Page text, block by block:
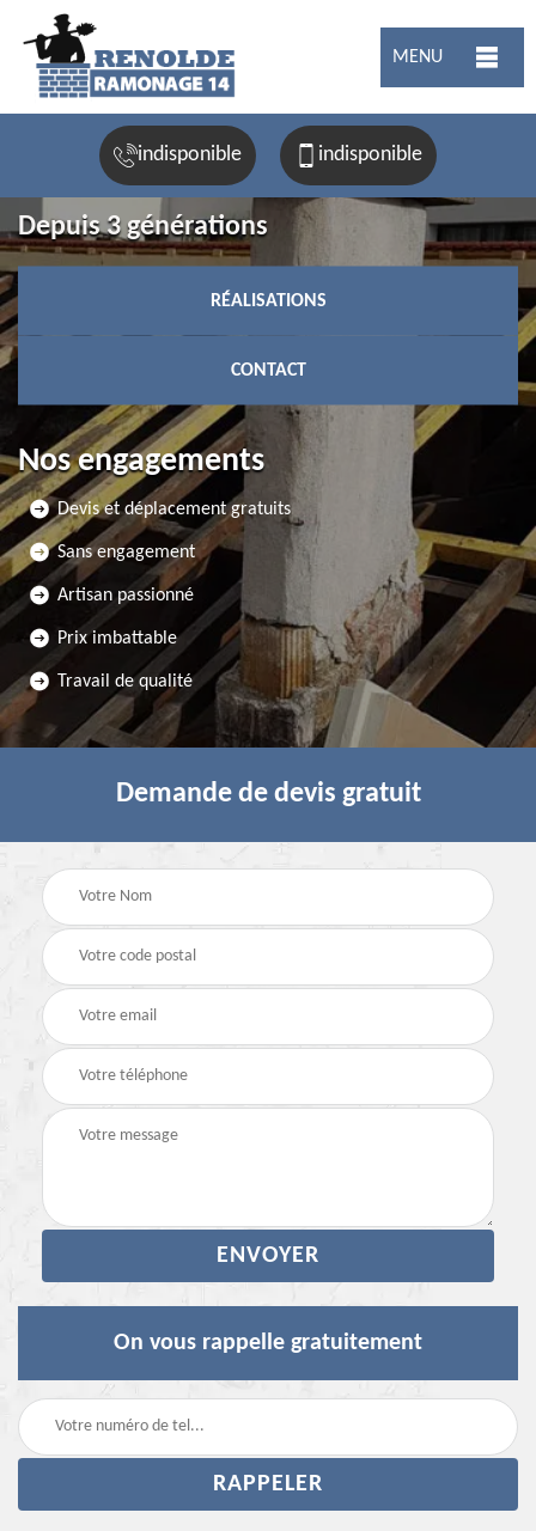
MENU
indisponible indisponible
Depuis 3 générations
RÉALISATIONS
CONTACT
Nos engagements
Devis et déplacement gratuits
Sans engagement
Artisan passionné
Prix imbattable
Travail de qualité
Demande de devis gratuit
On vous rappelle gratuitement